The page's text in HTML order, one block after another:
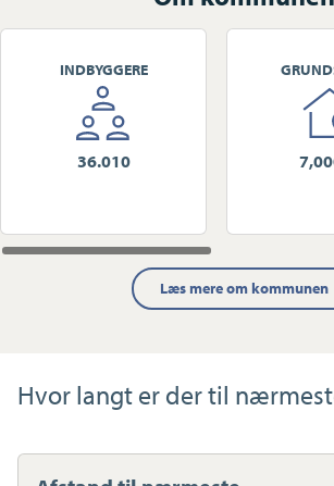
INDBYGGERE
36.010
Læs mere om kommunen
Hvor langt er der til